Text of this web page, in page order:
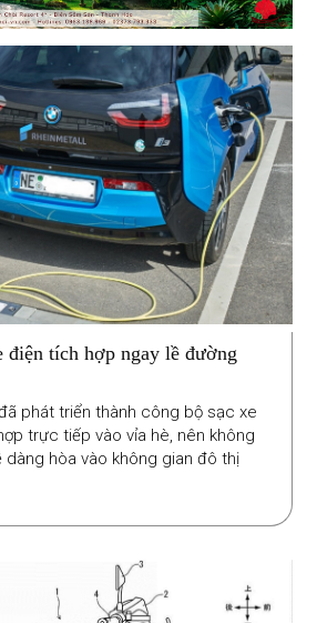
điện tích hợp ngay lề đường
phát triển thành công bộ sạc xe
trực tiếp vào vỉa hè, nên không
dàng hòa vào không gian đô thị